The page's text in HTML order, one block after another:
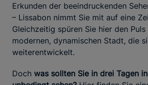
Erkunden der beeindruckenden
– Lissabon nimmt Sie mit auf eine
Gleichzeitig spüren Sie hier den Puls
modernen, dynamischen Stadt, die
weiterentwickelt.
Doch was sollten Sie in drei Tagen